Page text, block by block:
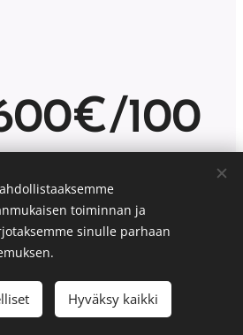
100
aina
ensitapaamisella,
toiminnan ja
sinulle parhaan
Hyväksy kaikki